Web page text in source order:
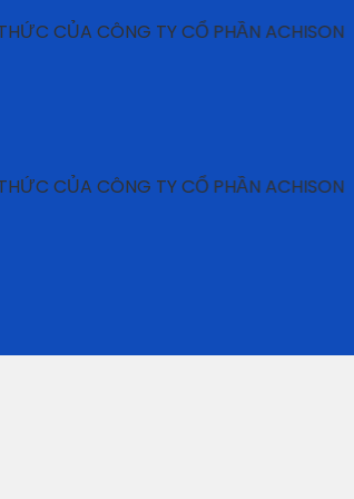
CÔNG TY CỔ PHẦN ACHISON
CÔNG TY CỔ PHẦN ACHISON